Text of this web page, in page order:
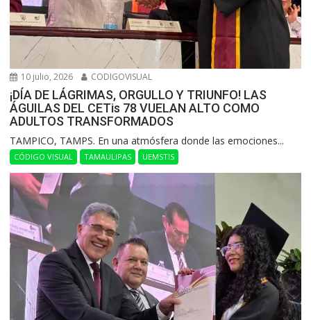
10 julio, 2026 CODIGOVISUAL
¡DÍA DE LÁGRIMAS, ORGULLO Y TRIUNFO! LAS
ÁGUILAS DEL CETis 78 VUELAN ALTO COMO
ADULTOS TRANSFORMADOS
​TAMPICO, TAMPS. En una atmósfera donde las emociones...
CÓDIGO VISUAL TAMAULIPAS UEMSTIS